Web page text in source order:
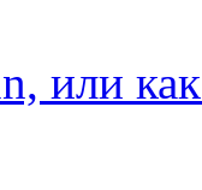
или